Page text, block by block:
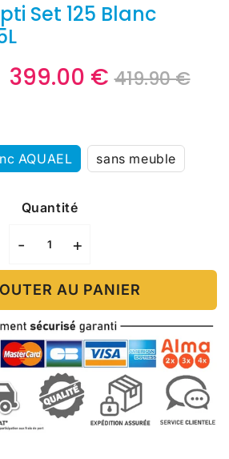
Set 125 Blanc
399.00 € 419.90 €Prix
Prix
AQUAEL sans meuble
Quantité
- +
AU PANIER